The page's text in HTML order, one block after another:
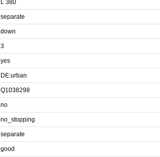
L 380
separate
down
3
yes
DE:urban
Q1038298
no
no_stopping
separate
good